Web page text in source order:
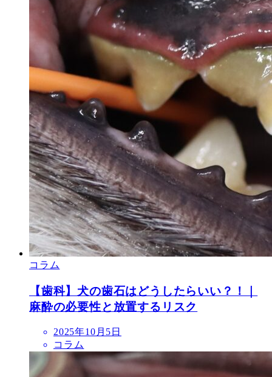
コラム
【歯科】犬の歯石はどうしたらいい？！｜
麻酔の必要性と放置するリスク
投
稿
日
2025年10月5日
コラム